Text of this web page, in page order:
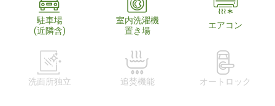
駐車場
(近隣含)
室内洗濯機
置き場
エアコン
洗面所独立 追焚機能 オートロック